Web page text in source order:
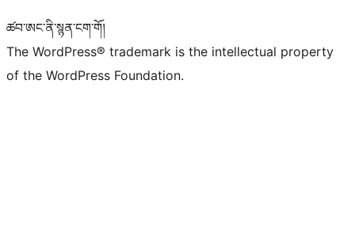
ཚབ་ཨང་ནི་སྙན་ངག་གོ།
The WordPress® trademark is the intellectual property
of the WordPress Foundation.